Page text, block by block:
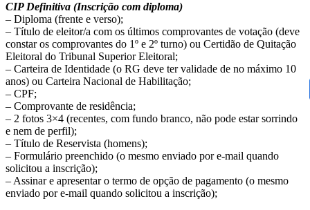
CIP Definitiva (Inscrição com diploma)
– Diploma (frente e verso);
– Título de eleitor/a com os últimos comprovantes de votação (deve
constar os comprovantes do 1º e 2º turno) ou Certidão de Quitação
Eleitoral do Tribunal Superior Eleitoral;
– Carteira de Identidade (o RG deve ter validade de no máximo 10
anos) ou Carteira Nacional de Habilitação;
– CPF;
– Comprovante de residência;
– 2 fotos 3×4 (recentes, com fundo branco, não pode estar sorrindo
e nem de perfil);
– Título de Reservista (homens);
– Formulário preenchido (o mesmo enviado por e-mail quando
solicitou a inscrição);
– Assinar e apresentar o termo de opção de pagamento (o mesmo
enviado por e-mail quando solicitou a inscrição);